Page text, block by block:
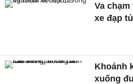
Va
xe đạp
Khoảnh
xuống